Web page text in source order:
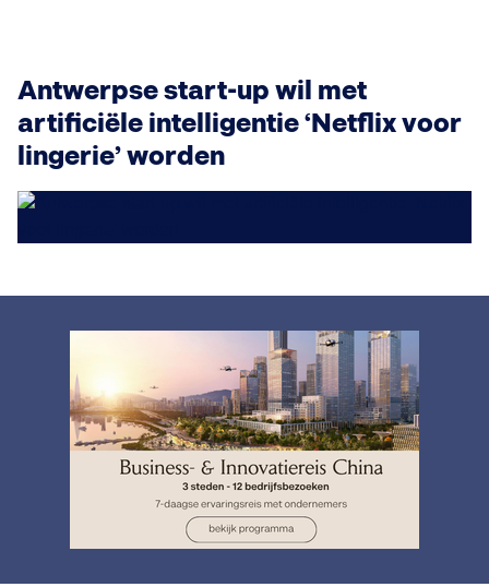
Antwerpse start-up wil met
artificiële intelligentie ‘Netflix voor
lingerie’ worden